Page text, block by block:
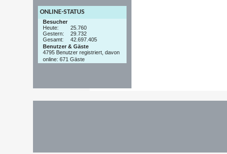
ONLINE-STATUS
Besucher
Heute:
25.760
Gestern:
29.732
Gesamt:
42.697.405
Benutzer & Gäste
4795 Benutzer registriert, davon
online: 671 Gäste